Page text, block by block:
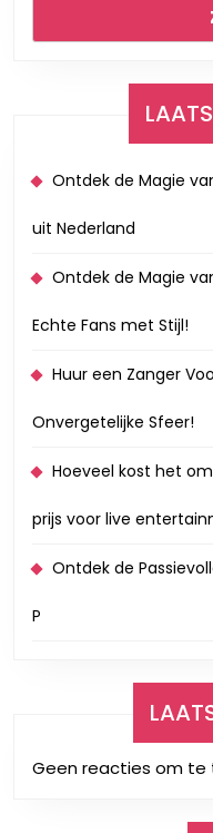
Ontdek de Magie
uit Nederland
Ontdek de Magie
Echte Fans met Stijl!
Huur een Zanger
Onvergetelijke Sfeer!
Hoeveel kost het
prijs voor live
Ontdek de
P
Geen reacties om te